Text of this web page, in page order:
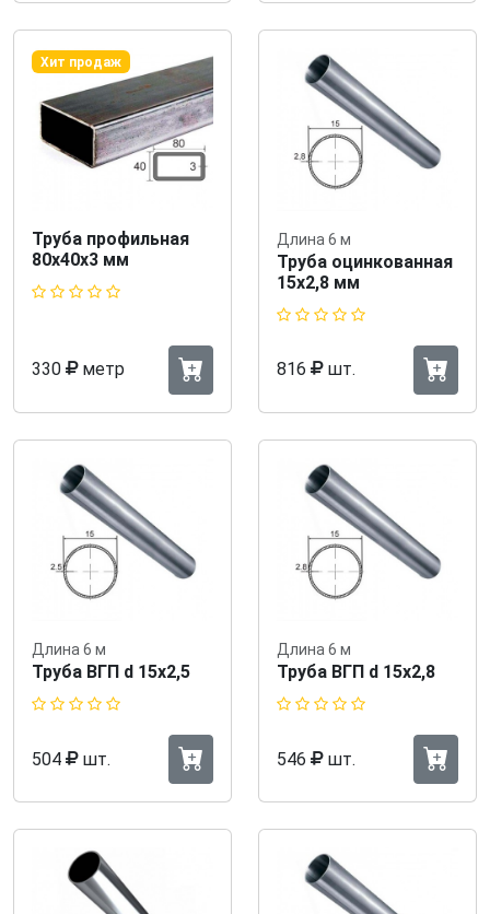
Хит продаж
Труба профильная
80x40х3 мм
330 метр
Длина 6 м
Труба оцинкованная
15х2,8 мм
816 шт.
Длина 6 м
Труба ВГП d 15х2,5
504 шт.
Длина 6 м
Труба ВГП d 15х2,8
546 шт.